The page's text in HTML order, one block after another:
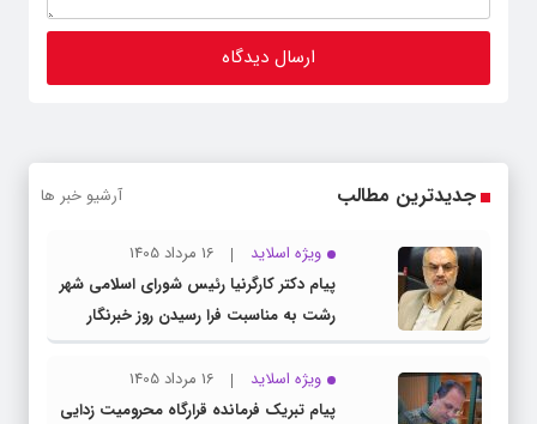
جدیدترین مطالب آرشیو خبر ها
ویژه اسلاید
16 مرداد 1405
پیام دکتر کارگرنیا رئیس شورای اسلامی شهر
رشت به مناسبت فرا رسیدن روز خبرنگار
ویژه اسلاید
16 مرداد 1405
پیام تبریک فرمانده قرارگاه محرومیت‌ زدایی